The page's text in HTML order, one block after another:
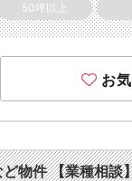
50坪以上
お
ど物件 【業種相